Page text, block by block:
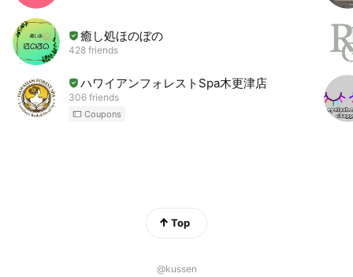
癒し処ほのぼの
428 friends
ハワイアンフォレストSpa木更津店
306 friends
Coupons
Top
@kussen